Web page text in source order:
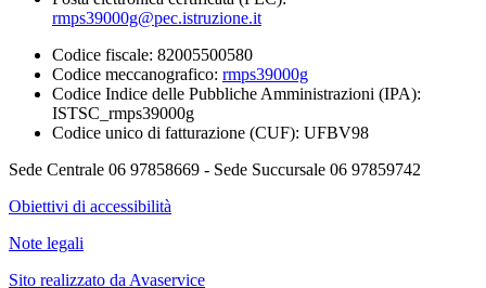
rmps39000g@pec.istruzione.it
Codice fiscale: 82005500580
Codice meccanografico: rmps39000g
Codice Indice delle Pubbliche Amministrazioni (IPA):
ISTSC_rmps39000g
Codice unico di fatturazione (CUF): UFBV98
Sede Centrale 06 97858669 - Sede Succursale 06 97859742
Obiettivi di accessibilità
Note legali
Sito realizzato da Avaservice